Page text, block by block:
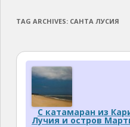
TAG ARCHIVES: САНТА ЛУСИЯ
С катамаран из
Лучия и остров